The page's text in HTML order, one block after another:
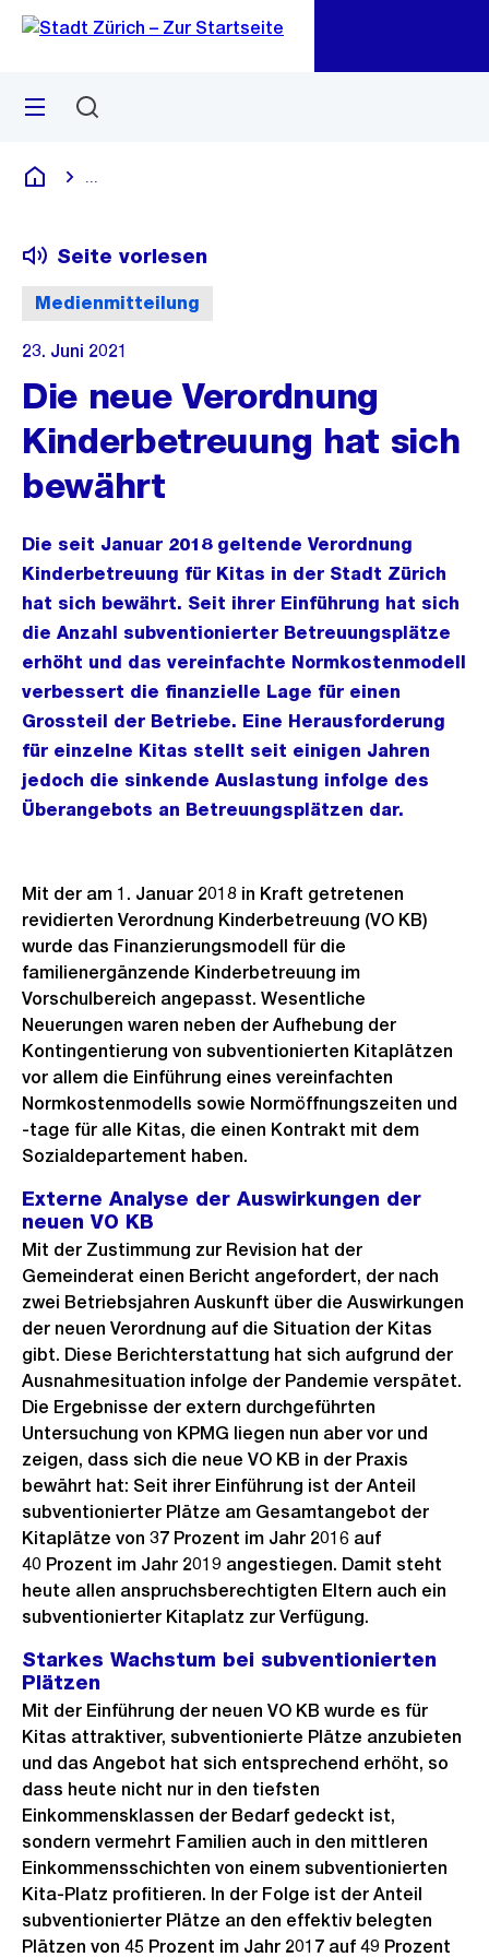
Navigation
Sprunglink
Menü
Deutsch
Medienmitteilung
Seite vorlesen
23. Juni 2021
Die neue Verordnung
Kinderbetreuung hat sich
bewährt
Die seit Januar 2018 geltende Verordnung
Kinderbetreuung für Kitas in der Stadt Zürich
hat sich bewährt. Seit ihrer Einführung hat sich
die Anzahl subventionierter Betreuungsplätze
erhöht und das vereinfachte Normkostenmodell
verbessert die finanzielle Lage für einen
Grossteil der Betriebe. Eine Herausforderung
für einzelne Kitas stellt seit einigen Jahren
jedoch die sinkende Auslastung infolge des
Überangebots an Betreuungsplätzen dar.
Mit der am 1. Januar 2018 in Kraft getretenen
revidierten Verordnung Kinderbetreuung (VO KB)
wurde das Finanzierungsmodell für die
familienergänzende Kinderbetreuung im
Vorschulbereich angepasst. Wesentliche
Neuerungen waren neben der Aufhebung der
Kontingentierung von subventionierten Kitaplätzen
vor allem die Einführung eines vereinfachten
Normkostenmodells sowie Normöffnungszeiten und
-tage für alle Kitas, die einen Kontrakt mit dem
Sozialdepartement haben.
Externe Analyse der Auswirkungen der
neuen VO KB
Mit der Zustimmung zur Revision hat der
Gemeinderat einen Bericht angefordert, der nach
zwei Betriebsjahren Auskunft über die Auswirkungen
der neuen Verordnung auf die Situation der Kitas
gibt. Diese Berichterstattung hat sich aufgrund der
Ausnahmesituation infolge der Pandemie verspätet.
Die Ergebnisse der extern durchgeführten
Untersuchung von KPMG liegen nun aber vor und
zeigen, dass sich die neue VO KB in der Praxis
bewährt hat: Seit ihrer Einführung ist der Anteil
subventionierter Plätze am Gesamtangebot der
Kitaplätze von 37 Prozent im Jahr 2016 auf
40 Prozent im Jahr 2019 angestiegen. Damit steht
heute allen anspruchsberechtigten Eltern auch ein
subventionierter Kitaplatz zur Verfügung.
Starkes Wachstum bei subventionierten
Plätzen
Mit der Einführung der neuen VO KB wurde es für
Kitas attraktiver, subventionierte Plätze anzubieten
und das Angebot hat sich entsprechend erhöht, so
dass heute nicht nur in den tiefsten
Einkommensklassen der Bedarf gedeckt ist,
sondern vermehrt Familien auch in den mittleren
Einkommensschichten von einem subventionierten
Kita-Platz profitieren. In der Folge ist der Anteil
subventionierter Plätze an den effektiv belegten
Plätzen von 45 Prozent im Jahr 2017 auf 49 Prozent